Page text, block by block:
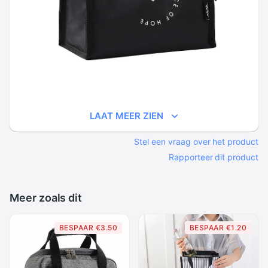
LAAT MEER ZIEN
Stel een vraag over het product
Rapporteer dit product
Meer zoals dit
BESPAAR €3.50 BESPAAR €1.20